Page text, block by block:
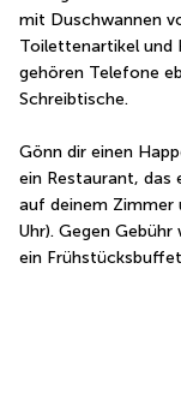
mit Duschwannen
Toilettenartikel und
gehören Telefone
Schreibtische.
Gönn dir einen
ein Restaurant, das
auf deinem Zimmer
Uhr). Gegen
ein